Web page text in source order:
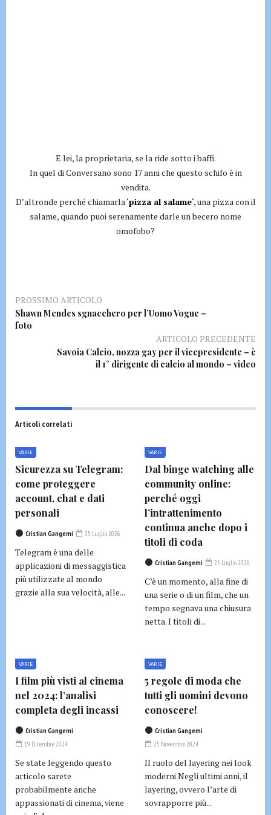
E lei, la proprietaria, se la ride sotto i baffi.
In quel di Conversano sono 17 anni che questo schifo è in
vendita.
D’altronde perché chiamarla ‘pizza al salame‘, una pizza con il
salame, quando puoi serenamente darle un becero nome
omofobo?
PROSSIMO ARTICOLO
Shawn Mendes sgnacchero per l’Uomo Vogue –
foto
ARTICOLO PRECEDENTE
Savoia Calcio, nozza gay per il vicepresidente – è
il 1° dirigente di calcio al mondo – video
Articoli correlati
VARIE
Sicurezza su Telegram:
come proteggere
account, chat e dati
personali
Cristian Gangemi 25 Luglio 2026
Telegram è una delle
applicazioni di messaggistica
più utilizzate al mondo
grazie alla sua velocità, alle...
VARIE
Dal binge watching alle
community online:
perché oggi
l’intrattenimento
continua anche dopo i
titoli di coda
Cristian Gangemi 25 Luglio 2026
C’è un momento, alla fine di
una serie o di un film, che un
tempo segnava una chiusura
netta. I titoli di...
VARIE
I film più visti al cinema
nel 2024: l’analisi
completa degli incassi
Cristian Gangemi
19 Dicembre 2024
Se state leggendo questo
articolo sarete
probabilmente anche
appassionati di cinema, viene
VARIE
5 regole di moda che
tutti gli uomini devono
conoscere!
Cristian Gangemi
25 Novembre 2024
Il ruolo del layering nei look
moderni Negli ultimi anni, il
layering, ovvero l’arte di
sovrapporre più...